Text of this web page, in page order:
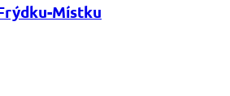
Místku